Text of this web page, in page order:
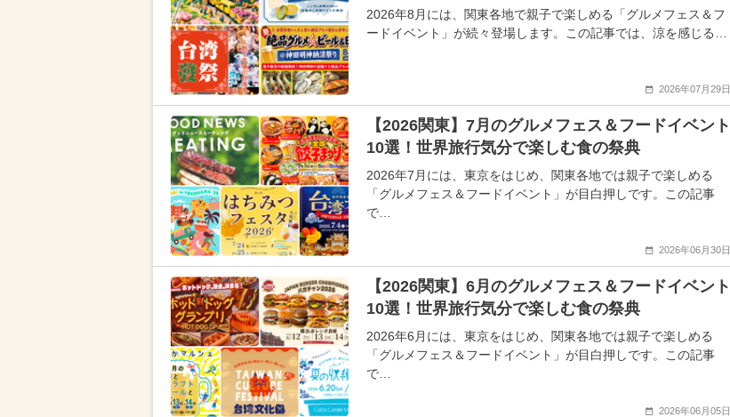
2026年8月には、関東各地で親子で楽しめる「グルメフェス＆フ
ードイベント」が続々登場します。この記事では、涼を感じる…
2026年07月29日
【2026関東】7月のグルメフェス＆フードイベント
10選！世界旅行気分で楽しむ食の祭典
2026年7月には、東京をはじめ、関東各地では親子で楽しめる
「グルメフェス＆フードイベント」が目白押しです。この記事
で…
2026年06月30日
【2026関東】6月のグルメフェス＆フードイベント
10選！世界旅行気分で楽しむ食の祭典
2026年6月には、東京をはじめ、関東各地では親子で楽しめる
「グルメフェス＆フードイベント」が目白押しです。この記事
で…
2026年06月05日